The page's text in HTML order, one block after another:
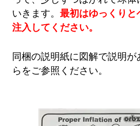
いきます。最初はゆっくりと
注入してください。
同梱の説明紙に図解で説明が
らをご参照ください。